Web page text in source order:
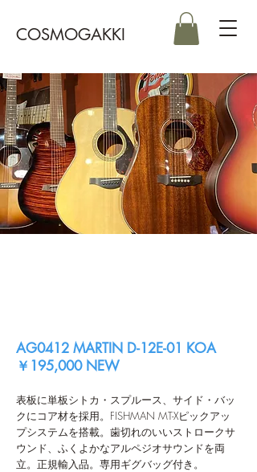
COSMOGAKKI
AG0412 MARTIN D-12E-01 KOA
￥195,000 NEW
表板に単板シトカ・スプルース、サイド・バッ
クにコア材を採用。FISHMAN MT-Xピックアッ
プシステムを搭載。歯切れのいいストロークサ
ウンド、ふくよかなアルペジオサウンドを両
立。正規輸入品。専用ギグバッグ付き。